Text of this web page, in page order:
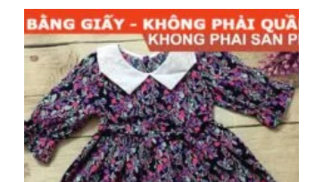
Add to
wishlist